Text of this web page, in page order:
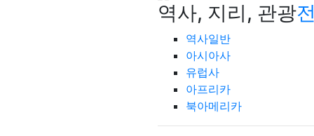
역사, 지리, 관광
역사일반
아시아사
유럽사
아프리카
북아메리카